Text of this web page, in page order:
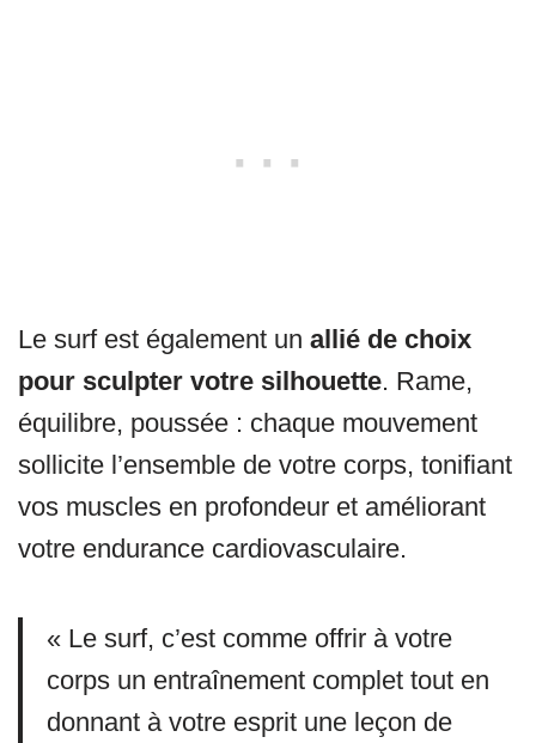
Le surf est également un allié de choix
pour sculpter votre silhouette. Rame,
équilibre, poussée : chaque mouvement
sollicite l’ensemble de votre corps, tonifiant
vos muscles en profondeur et améliorant
votre endurance cardiovasculaire.
« Le surf, c’est comme offrir à votre
corps un entraînement complet tout en
donnant à votre esprit une leçon de